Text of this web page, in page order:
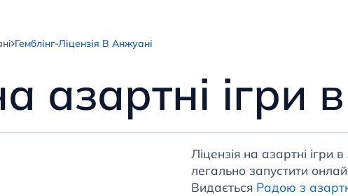
Гемблінг-Ліцензія В Анжуані
азартні ігри в
Ліцензія на азартні
легально запустити
Видається Радою з